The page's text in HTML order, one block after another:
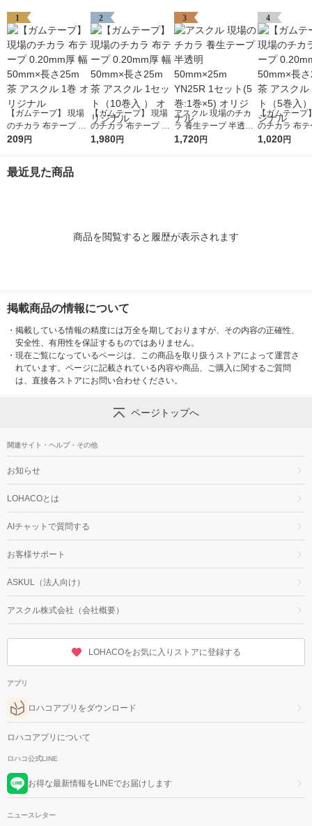
1
【ガムテープ】 現場
のチカラ 布テープ 0.2
0mm厚 幅50mm×長さ
209円
2
【ガムテープ】 現場
のチカラ 布テープ 0.2
0mm厚 幅50mm×長さ
1,980円
3
アスクル 現場のチカ
ラ 養生テープ 半透明
50mm×25m YN25R 1
1,720円
4
【ガムテープ
のチカラ 布
0mm厚 幅
1,020円
最近見た商品
商品を閲覧すると履歴が表示されます
掲載商品の情報について
・ 掲載している情報の精度には万全を期しておりますが、その内容の正確性、
安全性、有用性を保証するものではありません。
・ 現在ご覧になっているページは、この商品を取り扱うストアによって運営さ
れています。ページに記載されている内容や商品、ご購入に関するご質問
は、直接各ストアにお問い合わせください。
ページトップへ
関連サイト・ヘルプ・その他
お知らせ
LOHACOとは
AIチャットで質問する
お客様サポート
ASKUL（法人向け）
アスクル株式会社（会社概要）
LOHACOをお気に入りストアに登録する
アプリ
ロハコアプリをダウンロード
ロハコアプリについて
ロハコ公式LINE
お得な最新情報をLINEでお届けします
ニュースレター